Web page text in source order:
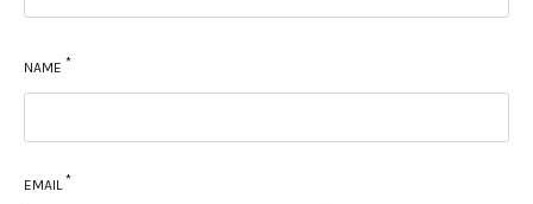
NAME *
EMAIL *